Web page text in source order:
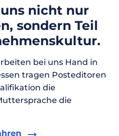
nicht nur
sondern Teil
bei uns Hand in
tragen Posteditoren
die
die